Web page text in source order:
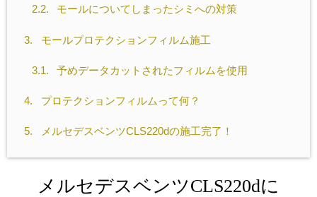
2.2. モールについてしまったシミへの対策
3. モールプロテクションフィルム施工
3.1. 予めデータカットされたフィルムを使用
4. プロテクションフィルムって何？
5. メルセデスベンツCLS220dの施工完了！
メルセデスベンツCLS220dに